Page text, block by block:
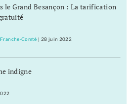
le Grand Besançon : La tarification
Comté | 28 juin 2022
indigne